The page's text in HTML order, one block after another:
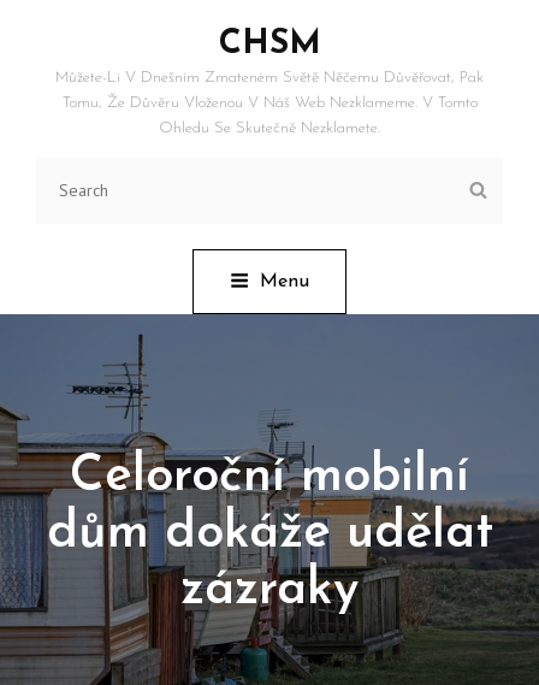
CHSM
Můžete-Li V Dnešním Zmateném Světě Něčemu Důvěřovat, Pak
Tomu, Že Důvěru Vloženou V Náš Web Nezklameme. V Tomto
Ohledu Se Skutečně Nezklamete.
Menu
Celoroční mobilní
dům dokáže udělat
zázraky
Posted
On
7.
9.